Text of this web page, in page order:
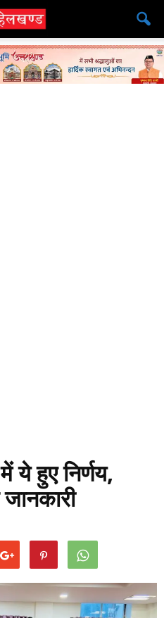
ये हुए निर्णय,